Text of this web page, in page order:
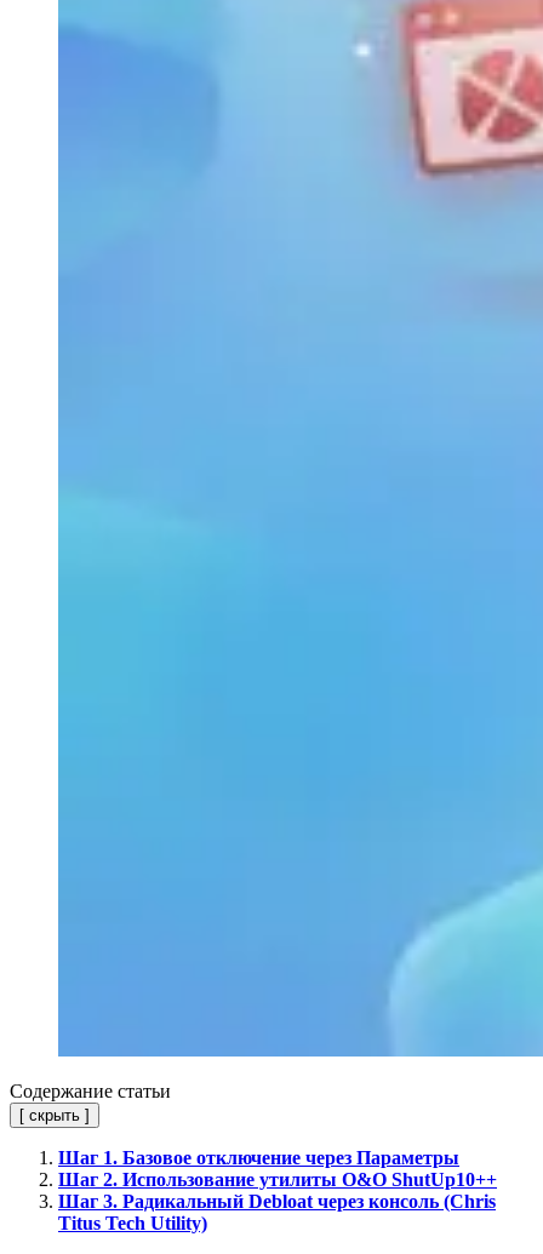
Содержание статьи
[ скрыть ]
Шаг 1. Базовое отключение через Параметры
Шаг 2. Использование утилиты O&O ShutUp10++
Шаг 3. Радикальный Debloat через консоль (Chris
Titus Tech Utility)